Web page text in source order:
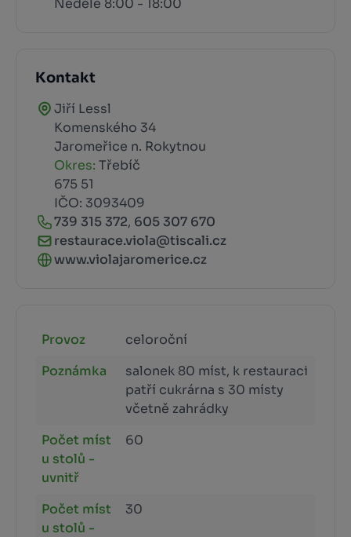
Neděle 8:00 - 18:00
Kontakt
Jiří Lessl
Komenského 34
Jaromeřice n. Rokytnou
Okres: Třebíč
675 51
IČO: 3093409
739 315 372, 605 307 670
restaurace.viola@tiscali.cz
www.violajaromerice.cz
Provoz
celoroční
Poznámka
salonek 80 míst, k restauraci
patří cukrárna s 30 místy
včetně zahrádky
Počet míst
u stolů -
uvnitř
60
Počet míst
u stolů -
30